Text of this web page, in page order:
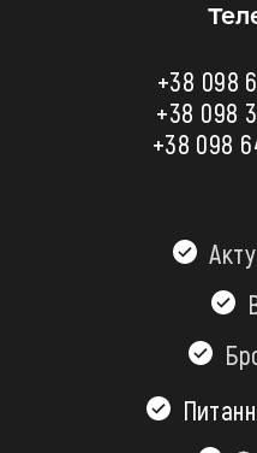
+38 098
+38 098
+38 098